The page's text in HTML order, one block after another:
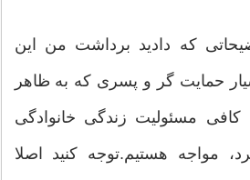
که دادید برداشت من این
حمایت گر و پسری که به ظاهر
کافی مسئولیت زندگی خانوادگی
مواجه هستیم.توجه کنید اصلا